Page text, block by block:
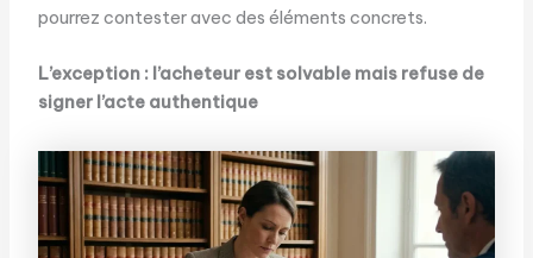
pourrez contester avec des éléments concrets.
L’exception : l’acheteur est solvable mais refuse de
signer l’acte authentique